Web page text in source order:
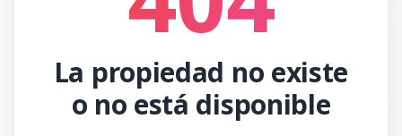
La propiedad no existe
o no está disponible